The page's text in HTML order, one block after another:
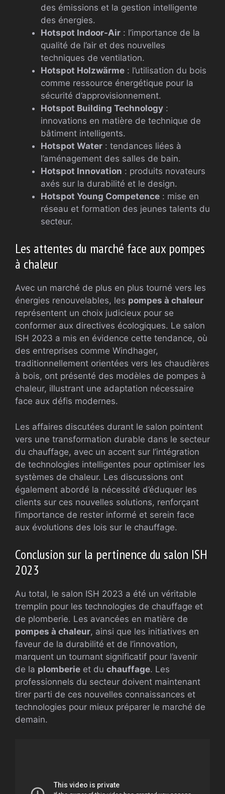
des émissions et la gestion intelligente
des énergies.
Hotspot Indoor-Air : l’importance de la
qualité de l’air et des nouvelles
techniques de ventilation.
Hotspot Holzwärme : l’utilisation du bois
comme ressource énergétique pour la
sécurité d’approvisionnement.
Hotspot Building Technology :
innovations en matière de technique de
bâtiment intelligents.
Hotspot Water : tendances liées à
l’aménagement des salles de bain.
Hotspot Innovation : produits novateurs
axés sur la durabilité et le design.
Hotspot Young Competence : mise en
réseau et formation des jeunes talents du
secteur.
Les attentes du marché face aux pompes
à chaleur
Avec un marché de plus en plus tourné vers les
énergies renouvelables, les pompes à chaleur
représentent un choix judicieux pour se
conformer aux directives écologiques. Le salon
ISH 2023 a mis en évidence cette tendance, où
des entreprises comme Windhager,
traditionnellement orientées vers les chaudières
à bois, ont présenté des modèles de pompes à
chaleur, illustrant une adaptation nécessaire
face aux défis modernes.
Les affaires discutées durant le salon pointent
vers une transformation durable dans le secteur
du chauffage, avec un accent sur l’intégration
de technologies intelligentes pour optimiser les
systèmes de chaleur. Les discussions ont
également abordé la nécessité d’éduquer les
clients sur ces nouvelles solutions, renforçant
l’importance de rester informé et serein face
aux évolutions des lois sur le chauffage.
Conclusion sur la pertinence du salon ISH
2023
Au total, le salon ISH 2023 a été un véritable
tremplin pour les technologies de chauffage et
de plomberie. Les avancées en matière de
pompes à chaleur, ainsi que les initiatives en
faveur de la durabilité et de l’innovation,
marquent un tournant significatif pour l’avenir
de la plomberie et du chauffage. Les
professionnels du secteur doivent maintenant
tirer parti de ces nouvelles connaissances et
technologies pour mieux préparer le marché de
demain.